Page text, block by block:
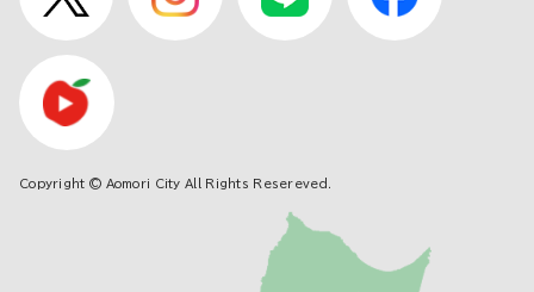
Copyright © Aomori City All Rights Resereved.